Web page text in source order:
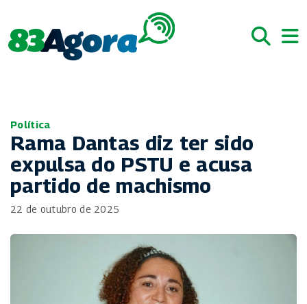
Política
Rama Dantas diz ter sido
expulsa do PSTU e acusa
partido de machismo
22 de outubro de 2025